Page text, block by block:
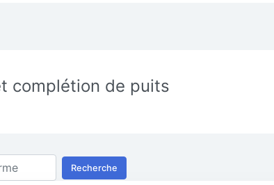
complétion de puits
Recherche